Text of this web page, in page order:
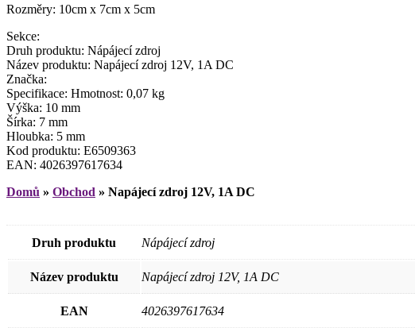
Rozměry: 10cm x 7cm x 5cm
Sekce:
Druh produktu: Nápájecí zdroj
Název produktu: Napájecí zdroj 12V, 1A DC
Značka:
Specifikace: Hmotnost: 0,07 kg
Výška: 10 mm
Šírka: 7 mm
Hloubka: 5 mm
Kod produktu: E6509363
EAN: 4026397617634
Domů » Obchod » Napájecí zdroj 12V, 1A DC
Druh produktu Nápájecí zdroj
Název produktu Napájecí zdroj 12V, 1A DC
EAN 4026397617634